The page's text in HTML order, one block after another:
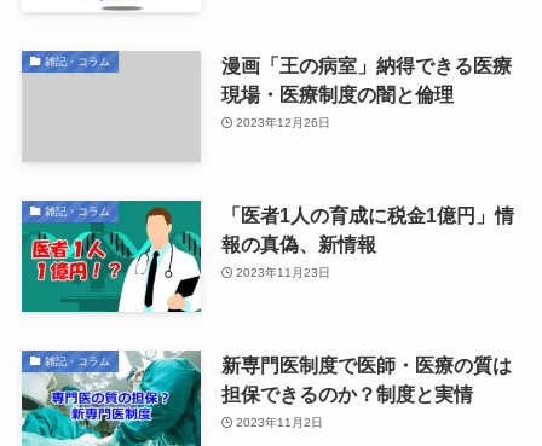
雑記・コラム
漫画「王の病室」納得できる医療
現場・医療制度の闇と倫理
2023年12月26日
雑記・コラム
「医者1人の育成に税金1億円」情
報の真偽、新情報
2023年11月23日
雑記・コラム
新専門医制度で医師・医療の質は
担保できるのか？制度と実情
2023年11月2日